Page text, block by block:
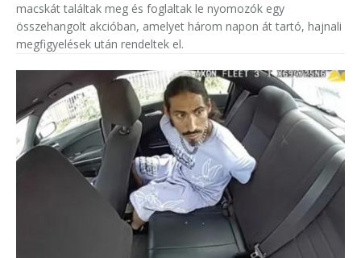
macskát találtak meg és foglaltak le nyomozók egy
összehangolt akcióban, amelyet három napon át tartó, hajnali
megfigyelések után rendeltek el.